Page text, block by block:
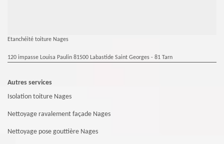
Etanchéité toiture Nages
120 impasse Louisa Paulin 81500 Labastide Saint Georges - 81 Tarn
Autres services
Isolation toiture Nages
Nettoyage ravalement façade Nages
Nettoyage pose gouttière Nages